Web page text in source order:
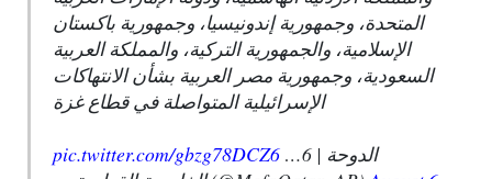
المتحدة، وجمهورية إندونيسيا، وجمهورية باكستان
الإسلامية، والجمهورية التركية، والمملكة العربية
السعودية، وجمهورية مصر العربية بشأن الانتهاكات
الإسرائيلية المتواصلة في قطاع غزة
الدوحة | 6…
pic.twitter.com/gbzg78DCZ6